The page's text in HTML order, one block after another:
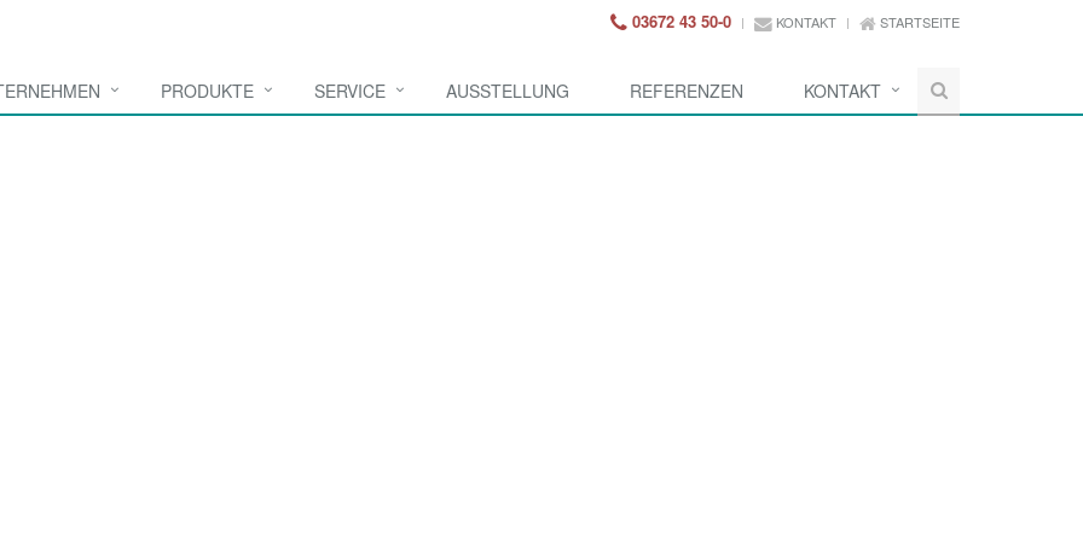
03672 43 50-0 KONTAKT STARTSEITE
PRODUKTE SERVICE AUSSTELLUNG REFERENZEN KONTAKT